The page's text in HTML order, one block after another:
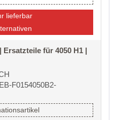
lieferbar
Ersatzteile für 4050 H1 |
F0154050B2-